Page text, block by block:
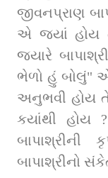
જીવનપ્રાણ
એ જ્યાં હોય
જ્યારે
ભેળો હું બોલું"
અનુભવી હોય
કયાંથી
બાપાશ્રીનો